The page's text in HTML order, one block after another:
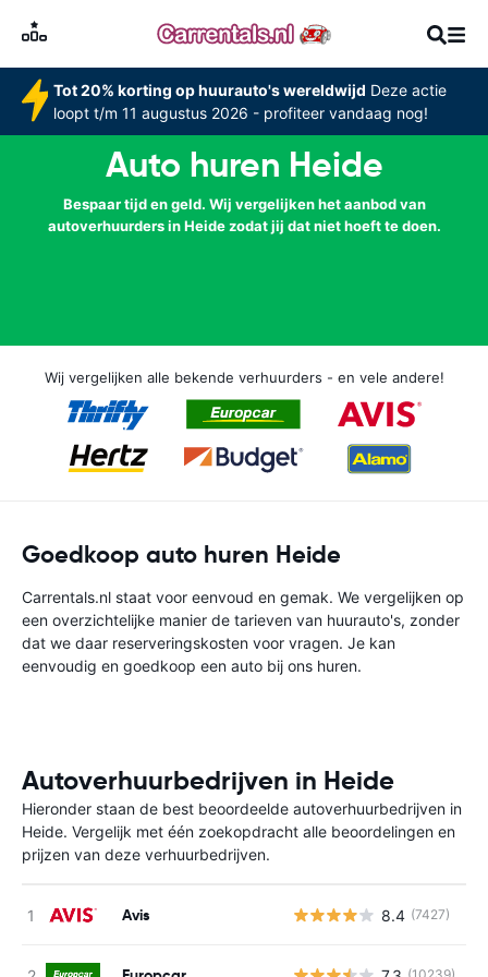
Tot 20% korting op huurauto's wereldwijd Deze actie
loopt t/m 11 augustus 2026 - profiteer vandaag nog!
Auto huren Heide
Bespaar tijd en geld. Wij vergelijken het aanbod van
autoverhuurders in Heide zodat jij dat niet hoeft te doen.
Wij vergelijken alle bekende verhuurders - en vele andere!
Goedkoop auto huren Heide
Carrentals.nl staat voor eenvoud en gemak. We vergelijken op
een overzichtelijke manier de tarieven van huurauto's, zonder
dat we daar reserveringskosten voor vragen. Je kan
eenvoudig en goedkoop een auto bij ons huren.
Autoverhuurbedrijven in Heide
Hieronder staan de best beoordeelde autoverhuurbedrijven in
Heide. Vergelijk met één zoekopdracht alle beoordelingen en
prijzen van deze verhuurbedrijven.
Avis 8.4 (7427)